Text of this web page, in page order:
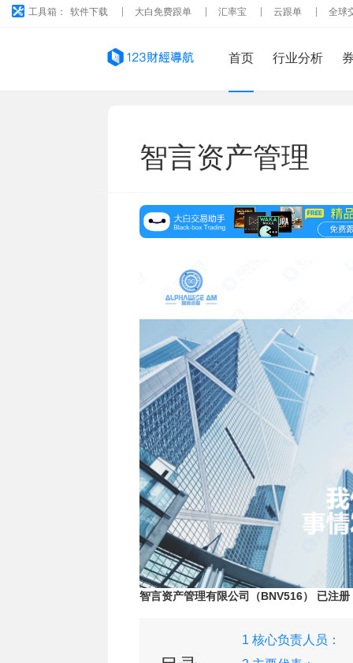
工具箱： 软件下载 大白免费跟单 汇率宝 云跟单 全球
首页 行业分析
智言资产管理
智言资产管理有限公司（BNV516） 已注册
1 核心负责人员：